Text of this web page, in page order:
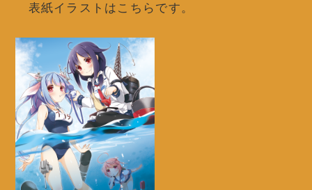
表紙イラストはこちらです。